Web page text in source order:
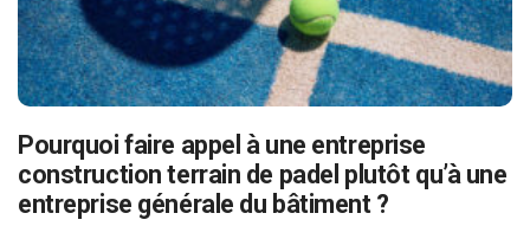
Pourquoi faire appel à une entreprise
construction terrain de padel plutôt qu’à une
entreprise générale du bâtiment ?